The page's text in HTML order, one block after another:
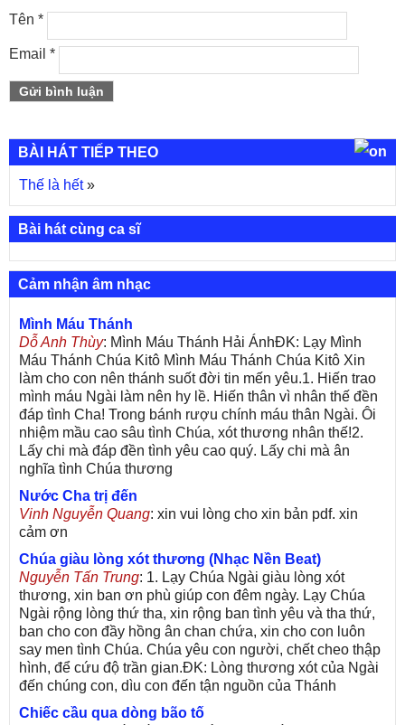
Tên *
Email *
BÀI HÁT TIẾP THEO
Thế là hết»
Bài hát cùng ca sĩ
Cảm nhận âm nhạc
Mình Máu Thánh
Dỗ Anh Thùy: Mình Máu Thánh Hải ÁnhĐK: Lạy Mình
Máu Thánh Chúa Kitô Mình Máu Thánh Chúa Kitô Xin
làm cho con nên thánh suốt đời tin mến yêu.1. Hiến trao
mình máu Ngài làm nên hy lề. Hiến thân vì nhân thế đền
đáp tình Cha! Trong bánh rượu chính máu thân Ngài. Ôi
nhiệm mầu cao sâu tình Chúa, xót thương nhân thế!2.
Lấy chi mà đáp đền tình yêu cao quý. Lấy chi mà ân
nghĩa tình Chúa thương
Nước Cha trị đến
Vinh Nguyễn Quang: xin vui lòng cho xin bản pdf. xin
cảm ơn
Chúa giàu lòng xót thương (Nhạc Nền Beat)
Nguyễn Tấn Trung: 1. Lạy Chúa Ngài giàu lòng xót
thương, xin ban ơn phù giúp con đêm ngày. Lạy Chúa
Ngài rộng lòng thứ tha, xin rộng ban tình yêu và tha thứ,
ban cho con đầy hồng ân chan chứa, xin cho con luôn
say men tình Chúa. Chúa yêu con người, chết cheo thập
hình, để cứu độ trần gian.ĐK: Lòng thương xót của Ngài
đến chúng con, dìu con đến tận nguồn của Thánh
Chiếc cầu qua dòng bão tố